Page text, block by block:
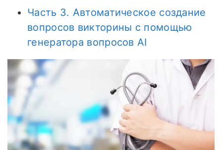
Часть 3. Автоматическое создание
вопросов викторины с помощью
генератора вопросов AI